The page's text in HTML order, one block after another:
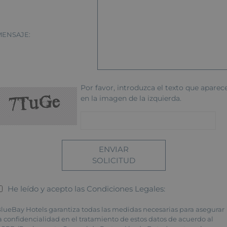
Por favor, introduzca el texto que
en la imagen de la izquierda.
ENVIAR
SOLICITUD
He leído y acepto las Condiciones Legales:
Hotels garantiza todas las medidas necesarias para asegurar
confidencialidad en el tratamiento de estos datos de acuerdo al